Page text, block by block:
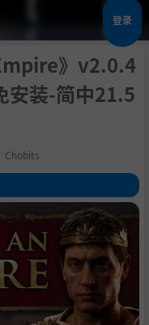
登录
》v2.0.4
装-简中21.5
Chobits